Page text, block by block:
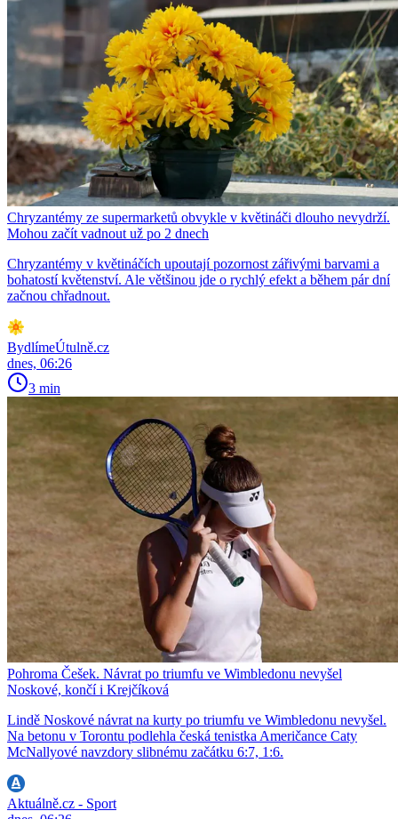
Chryzantémy ze supermarketů obvykle v květináči dlouho nevydrží.
Mohou začít vadnout už po 2 dnech
Chryzantémy v květináčích upoutají pozornost zářivými barvami a
bohatostí květenství. Ale většinou jde o rychlý efekt a během pár dní
začnou chřadnout.
BydlímeÚtulně.cz
dnes, 06:26
3 min
Pohroma Češek. Návrat po triumfu ve Wimbledonu nevyšel
Noskové, končí i Krejčíková
Lindě Noskové návrat na kurty po triumfu ve Wimbledonu nevyšel.
Na betonu v Torontu podlehla česká tenistka Američance Caty
McNallyové navzdory slibnému začátku 6:7, 1:6.
Aktuálně.cz - Sport